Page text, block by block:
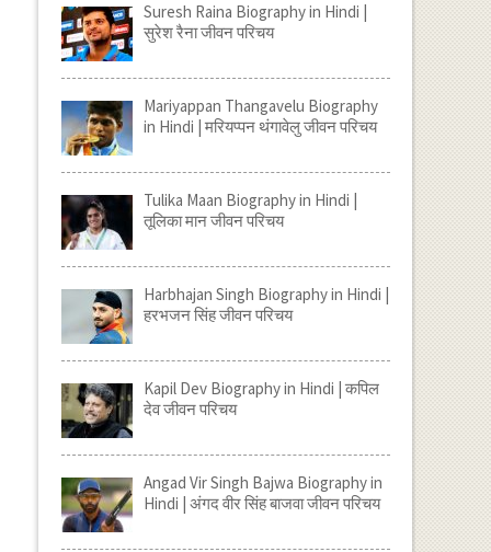
Suresh Raina Biography in Hindi |
सुरेश रैना जीवन परिचय
Mariyappan Thangavelu Biography
in Hindi | मरियप्पन थंगावेलु जीवन परिचय
Tulika Maan Biography in Hindi |
तूलिका मान जीवन परिचय
Harbhajan Singh Biography in Hindi |
हरभजन सिंह जीवन परिचय
Kapil Dev Biography in Hindi | कपिल
देव जीवन परिचय
Angad Vir Singh Bajwa Biography in
Hindi | अंगद वीर सिंह बाजवा जीवन परिचय